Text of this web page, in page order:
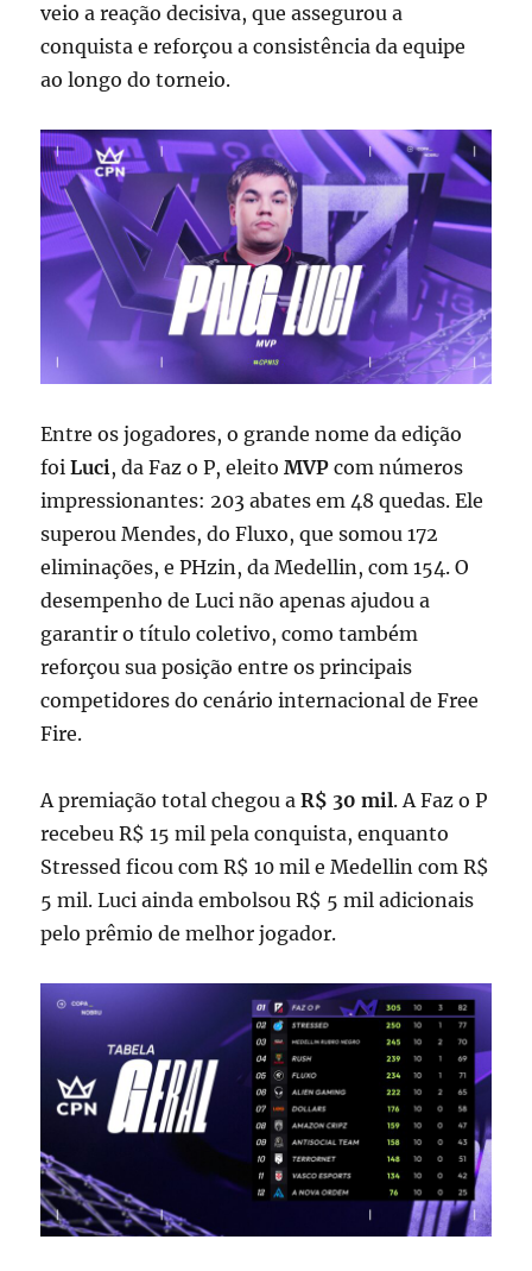
veio a reação decisiva, que assegurou a
conquista e reforçou a consistência da equipe
ao longo do torneio.
Entre os jogadores, o grande nome da edição
foiLuci , da Faz o P, eleitoMVP com números
impressionantes: 203 abates em 48 quedas. Ele
superou Mendes, do Fluxo, que somou 172
eliminações, e PHzin, da Medellin, com 154. O
desempenho de Luci não apenas ajudou a
garantir o título coletivo, como também
reforçou sua posição entre os principais
competidores do cenário internacional de Free
Fire.
A premiação total chegou aR$ 30 mil. A Faz o P
recebeu R$ 15 mil pela conquista, enquanto
Stressed ficou com R$ 10 mil e Medellin com R$
5 mil. Luci ainda embolsou R$ 5 mil adicionais
pelo prêmio de melhor jogador.